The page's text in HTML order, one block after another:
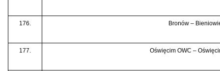
176. Bronów –
177. Oświęcim OWC –